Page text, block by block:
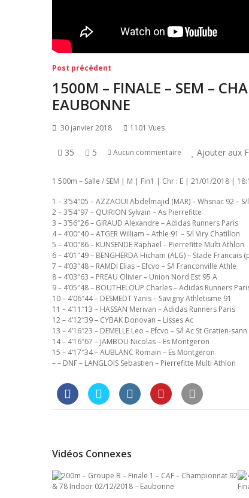
Navigation
de
l’article
Post précédent
1500M – FINALE – SEM –
EAUBONNE
30 janvier 2018 1101 Vues
35 5 Aucun commentaire Ajouter aux
1 500m – Salle / SEM | M | Fin1 | Chr : E | 21/01/2018 |
1 – 3’54″05 – AZZAOUI Abdelmajid (MAR) – Whsnac 92 –
2 – 3’54″97 – QUIRION Sylvain – As Pierrefitte
3 – 3’56″26 – GIRAUD Alexandre – Adidas Runners Paris
4 – 4’00″40 – ATGER William – Athle 91 – S/l Viry Chatillon
5 – 4’00″86 – KUNSENDE Raphael – Pierrefitte Multi Athlon
6 – 4’01″49 – BENGHERDA Hicham (ALG) – Stade Francais
7 – 4’03″48 – RAMDI Elias – Efcvo – S/l Franconville Athle
8 – 4’03″63 – PREAU Olivier – Union Nord Est 95 A
9 – 4’05″48 – BOUTHELOUP Charles – Adidas Runners
10 – 4’06″44 – DESMEDT Yanis – Savigny Athletisme 91
11 – 4’11″13 – HASSAN Merivan – Adidas Runners Paris
12 – 4’12″39 – CYBAK Donovan – Lisses Ac
13 – 4’16″23 – DEMELLE Leo – Efcvo – S/l Ac St Gratien-sann
14 – 4’16″67 – JAMBOU Nicolas – Es Montgeron
15 – 4’17″34 – AUBLANC Romain – Es Montgeron
– – DNF – LANGLOIS Sebastien – Pierrefitte Multi Athlon
Vidéos Connexes